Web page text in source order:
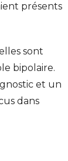
présents
sont
bipolaire.
et un
dans